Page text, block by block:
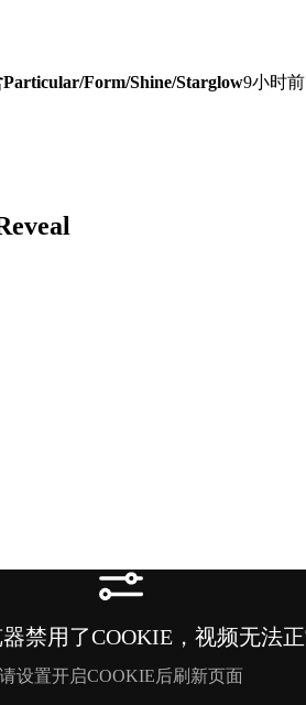
Form/Shine/Starglow9小时前